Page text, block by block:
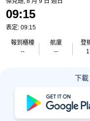
09:15
表定: 09:15
報到櫃檯
--
航廈
--
登
下載